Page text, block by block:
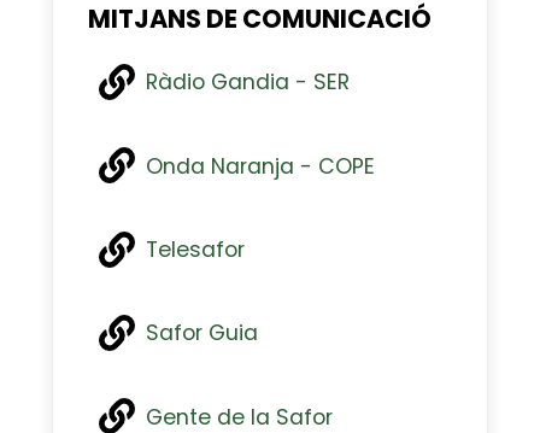
MITJANS DE COMUNICACIÓ
Ràdio Gandia - SER
Onda Naranja - COPE
Telesafor
Safor Guia
Gente de la Safor